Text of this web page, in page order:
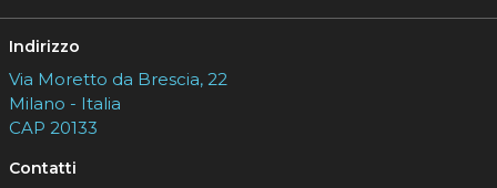
Indirizzo
Via Moretto da Brescia, 22
Milano - Italia
CAP 20133
Contatti